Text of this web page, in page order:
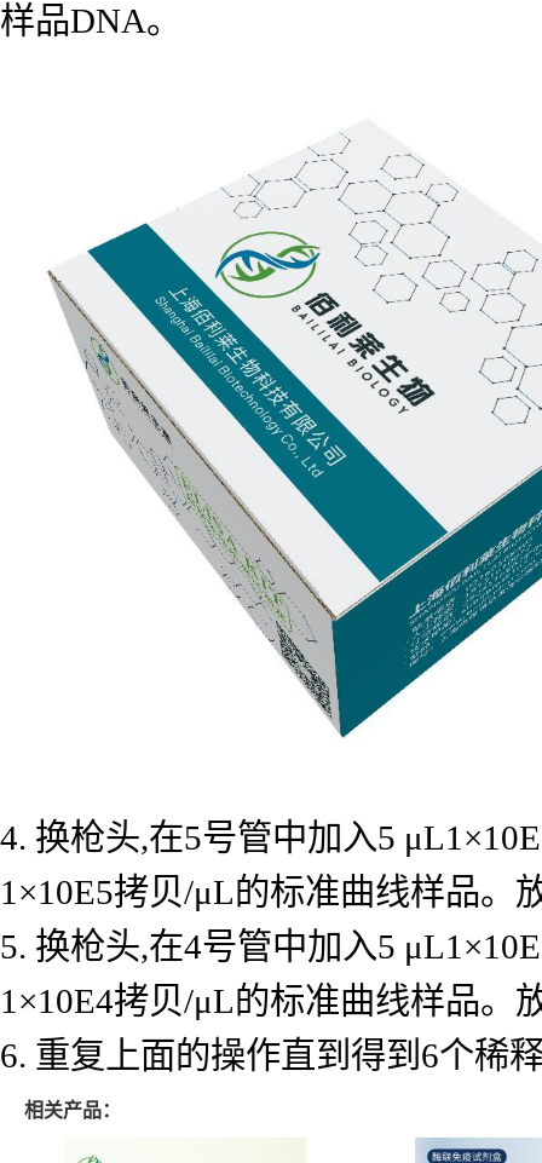
样品DNA。
4. 换枪头,在5号管中加入5
1×10E5拷贝/μL的标准曲线样品。
5. 换枪头,在4号管中加入5
1×10E4拷贝/μL的标准曲线样品。
6. 重复上面的操作直到得到6个稀
相关产品：